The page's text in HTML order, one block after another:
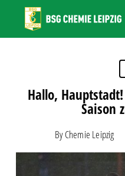
main
Hallo,
Saison
ByChemie Leipzig